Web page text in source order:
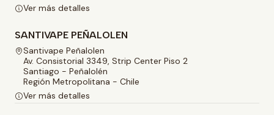
Ver más detalles
SANTIVAPE PEÑALOLEN
Santivape Peñalolen
Av. Consistorial 3349, Strip Center Piso 2
Santiago - Peñalolén
Región Metropolitana - Chile
Ver más detalles